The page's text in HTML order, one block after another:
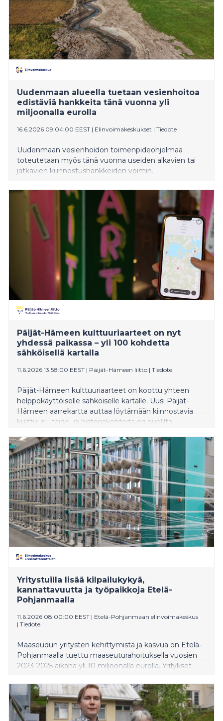
Uudenmaan alueella tuetaan vesienhoitoa
edistäviä hankkeita tänä vuonna yli
miljoonalla eurolla
16.6.2026 09:04:00 EEST | Elinvoimakeskukset | Tiedote
Uudenmaan vesienhoidon toimenpideohjelmaa
toteutetaan myös tänä vuonna useiden alkavien tai
jatkavien kunnostushankkeiden voimin.
Päijät-Hämeen kulttuuriaarteet on nyt
yhdessä paikassa – yli 100 kohdetta
sähköisellä kartalla
11.6.2026 13:58:00 EEST | Päijät-Hämeen liitto | Tiedote
Päijät-Hämeen kulttuuriaarteet on koottu yhteen
helppokäyttöiselle sähköiselle kartalle. Uusi Päijät-
Hämeen aarrekartta auttaa löytämään kiinnostavia
kulttuuri-, taide- ja historiakohteita eri puolilta
muassa museoita, kesäteattereita, julkista taidetta,
kirkkoja sekä luontoperintöä. Suomenkielinen
aarrekartta on maksuton ja palvelee niin paikallisia
asukkaita kuin Päijät-Hämeessä matkaileviakin.
Yritystuilla lisää kilpailukykyä,
kannattavuutta ja työpaikkoja Etelä-
Pohjanmaalla
11.6.2026 08:00:00 EEST | Etelä-Pohjanmaan elinvoimakeskus
| Tiedote
Maaseudun yritysten kehittymistä ja kasvua on Etelä-
Pohjanmaalla tuettu maaseuturahoituksella vuosien
2023-2025 aikana yli 10 miljoonalla eurolla. Yritykset
laitehankintoihin sekä kehittäneet palveluitaan. Tuki on
mahdollistanut alueelle yli 39 miljoonan euron
kokonaisinvestoinnit, ja maaseuturahoituksella on
tuettu lähes 500 yritystä.